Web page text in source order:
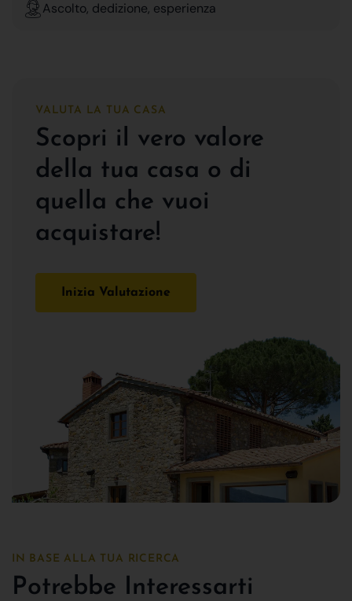
Ascolto, dedizione, esperienza
VALUTA LA TUA CASA
Scopri il vero valore
della tua casa o di
quella che vuoi
acquistare!
Inizia Valutazione
IN BASE ALLA TUA RICERCA
Potrebbe Interessarti